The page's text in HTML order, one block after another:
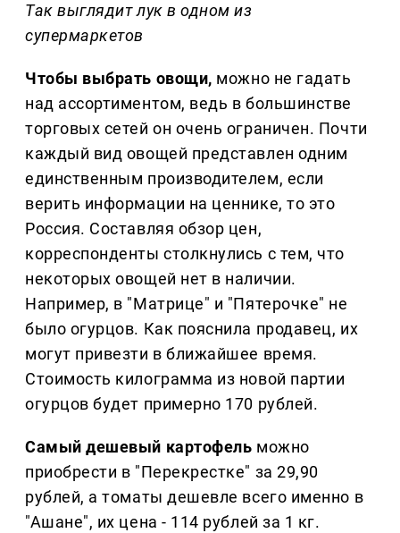
Так выглядит лук в одном из
супермаркетов
Чтобы выбрать овощи, можно не гадать
над ассортиментом, ведь в большинстве
торговых сетей он очень ограничен. Почти
каждый вид овощей представлен одним
единственным производителем, если
верить информации на ценнике, то это
Россия. Составляя обзор цен,
корреспонденты столкнулись с тем, что
некоторых овощей нет в наличии.
Например, в "Матрице" и "Пятерочке" не
было огурцов. Как пояснила продавец, их
могут привезти в ближайшее время.
Стоимость килограмма из новой партии
огурцов будет примерно 170 рублей.
Самый дешевый картофель можно
приобрести в "Перекрестке" за 29,90
рублей, а томаты дешевле всего именно в
"Ашане", их цена - 114 рублей за 1 кг.